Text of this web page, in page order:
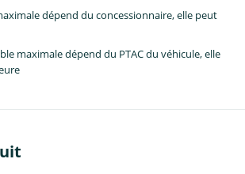
dépend du concessionnaire, elle peut
maximale dépend du PTAC du véhicule, elle